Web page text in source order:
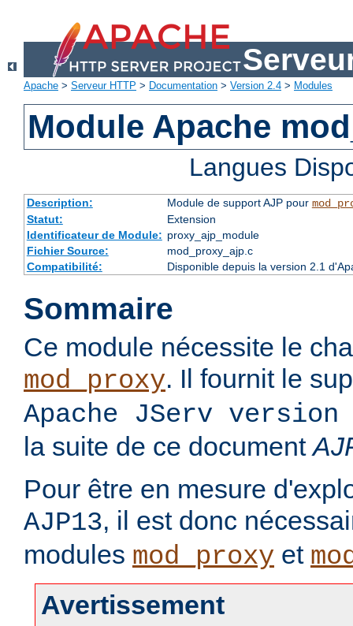
Apache > Serveur HTTP > Documentation > Version 2.4 > Modules
Module Apache
Langues
Description: Module de support AJP pour
Statut:
Extension
Identificateur de Module: proxy_ajp_module
Fichier Source:
mod_proxy_ajp.c
Compatibilité:
Disponible depuis la version 2.1
Sommaire
Ce module nécessite le
mod_proxy. Il fournit le
Apache JServ
la suite de ce document
Pour être en mesure
AJP13, il est donc
modules mod_proxy et
Avertissement